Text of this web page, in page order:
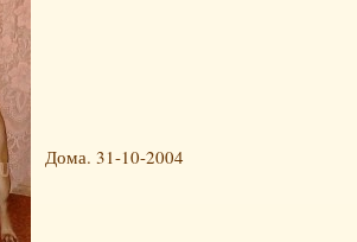
Дома. 31-10-2004